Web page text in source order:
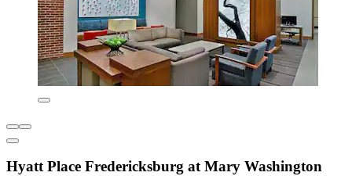
Hyatt Place Fredericksburg at Mary Washington